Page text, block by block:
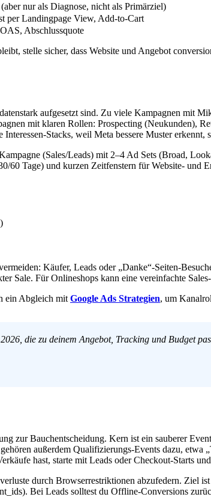
nur als Diagnose, nicht als Primärziel)
per Landingpage View, Add-to-Cart
Abschlussquote
stelle sicher, dass Website und Angebot
aufgesetzt sind. Zu viele Kampagnen mit
mit klaren Rollen: Prospecting (Neukunden),
Stacks, weil Meta bessere Muster erkennt,
(Sales/Leads) mit 2–4 Ad Sets (Broad,
60 Tage) und kurzen Zeitfenstern für Website-
Käufer, Leads oder „Danke“-Seiten-
Sale. Für Onlineshops kann eine vereinfachte
ein Abgleich mit Google Ads Strategien, um
die zu deinem Angebot, Tracking und Budget
zur Bauchentscheidung. Kern ist ein sauberer
außerdem Qualifizierungs-Events dazu,
hast, starte mit Leads oder Checkout-Starts
durch Browserrestriktionen abzufedern. Ziel
Bei Leads solltest du Offline-Conversions